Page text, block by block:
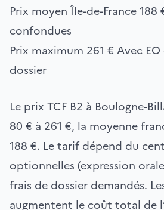
Prix moyen Île-de-France188
confondues
Prix maximum 261 € Avec
dossier
Le prix TCF B2 à Boulogne-
80 € à 261 €, la moyenne
188 €. Le tarif dépend du
optionnelles (expression
frais de dossier demandés.
augmentent le coût total de